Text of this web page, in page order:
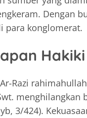
Dengan
para konglomerat.
Razi
menghilangkan
3/424).